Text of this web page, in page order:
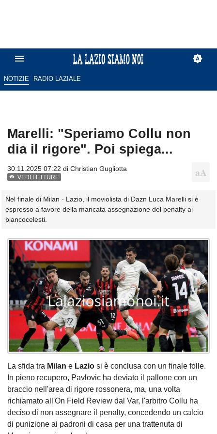
NOTIZIE RADIO LAZIALE
Marelli: "Speriamo Collu non
dia il rigore". Poi spiega...
30.11.2025 07:22 di Christian Gugliotta
VEDI LETTURE
Nel finale di Milan - Lazio, il moviolista di Dazn Luca Marelli si è
espresso a favore della mancata assegnazione del penalty ai
biancocelesti.
La sfida tra Milan e Lazio si è conclusa con un finale folle.
In pieno recupero, Pavlovic ha deviato il pallone con un
braccio nell'area di rigore rossonera, ma, una volta
richiamato all'On Field Review dal Var, l'arbitro Collu ha
deciso di non assegnare il penalty, concedendo un calcio
di punizione ai padroni di casa per una trattenuta di